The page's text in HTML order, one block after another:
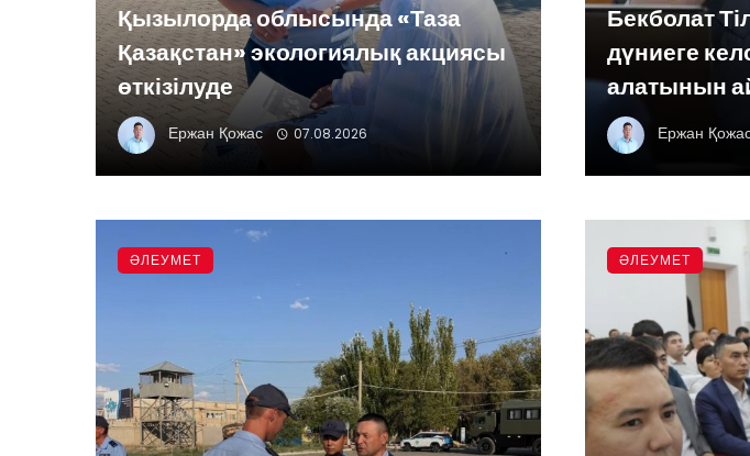
Қызылорда облысында «Таза
Қазақстан» экологиялық акциясы
өткізілуде
Ержан Қожас 07.08.2026
Бекболат
дүниеге
алатынын
Ержан
ӘЛЕУМЕТ ӘЛЕУМЕТ